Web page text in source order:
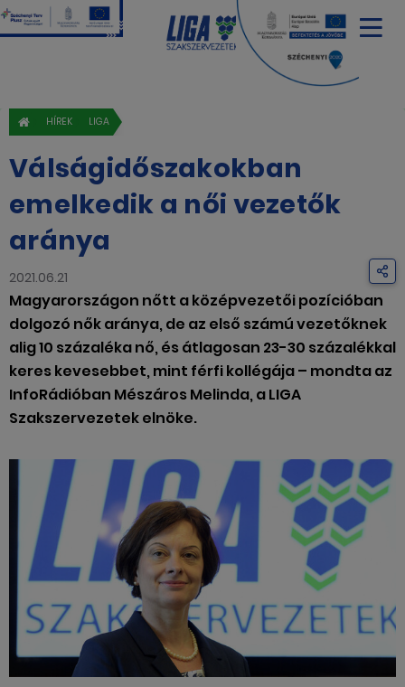
HÍREK LIGA
Válságidőszakokban
emelkedik a női vezetők
aránya
2021.06.21
Magyarországon nőtt a középvezetői pozícióban
dolgozó nők aránya, de az első számú vezetőknek
alig 10 százaléka nő, és átlagosan 23-30 százalékkal
keres kevesebbet, mint férfi kollégája – mondta az
InfoRádióban Mészáros Melinda, a LIGA
Szakszervezetek elnöke.